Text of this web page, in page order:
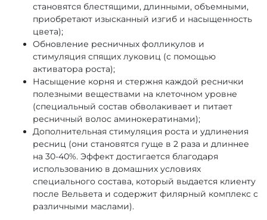
становятся блестящими, длинными, объемными,
приобретают изысканный изгиб и насыщенность
цвета);
Обновление ресничных фолликулов и
стимуляция спящих луковиц (с помощью
активатора роста);
Насыщение корня и стержня каждой реснички
полезными веществами на клеточном уровне
(специальный состав обволакивает и питает
ресничный волос аминокератинами);
Дополнительная стимуляция роста и удлинения
ресниц (они становятся гуще в 2 раза и длиннее
на 30-40%. Эффект достигается благодаря
использованию в домашних условиях
специального состава, который выдается клиенту
после Вельвета и содержит филярный комплекс с
различными маслами).